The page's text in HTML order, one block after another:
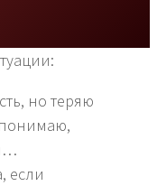
но теряю
понимаю,
если